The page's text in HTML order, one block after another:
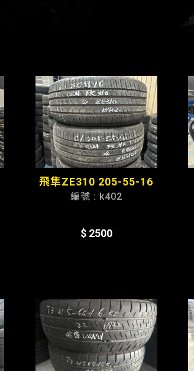
飛隼ZE310 205-55-16
編號 : k402
$ 2500